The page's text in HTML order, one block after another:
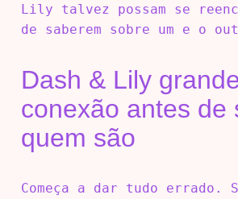
Lily talvez possam se
de saberem sobre um e o
Dash & Lily
conexão antes de
quem são
Começa a dar tudo errado.